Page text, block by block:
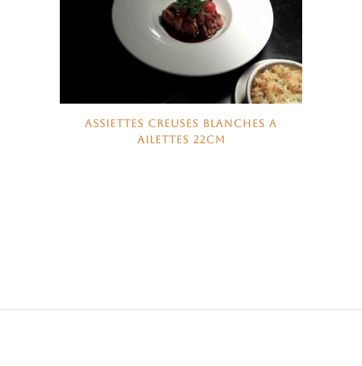
ASSIETTES CREUSES BLANCHES A
AILETTES 22CM